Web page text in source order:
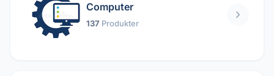
Computer
137 Produkter